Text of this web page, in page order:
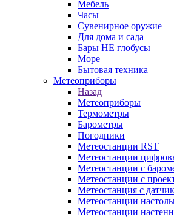
Мебель
Часы
Сувенирное оружие
Для дома и сада
Бары НЕ глобусы
Море
Бытовая техника
Метеоприборы
Назад
Метеоприборы
Термометры
Барометры
Погодники
Метеостанции RST
Метеостанции
Метеостанции с
Метеостанции с
Метеостанция с
Метеостанции
Метеостанции